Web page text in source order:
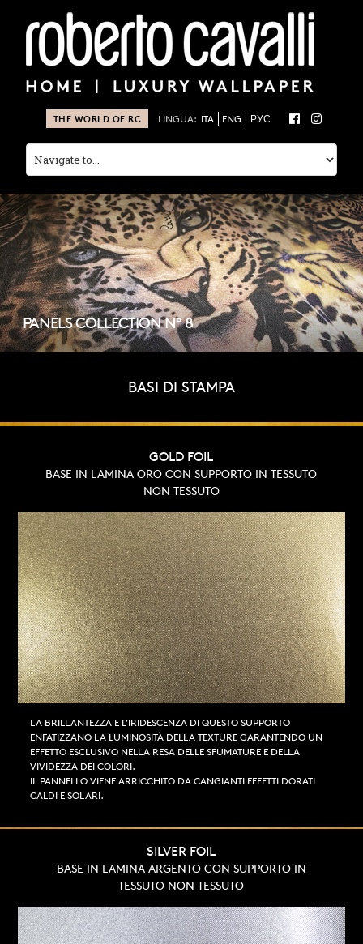
THE WORLD OF RC LINGUA: ITA ENG РУС
PANELS COLLECTION N° 8
BASI DI STAMPA
GOLD FOIL
BASE IN LAMINA ORO CON SUPPORTO IN TESSUTO
NON TESSUTO
LA BRILLANTEZZA E L’IRIDESCENZA DI QUESTO SUPPORTO
ENFATIZZANO LA LUMINOSITÀ DELLA TEXTURE GARANTENDO UN
EFFETTO ESCLUSIVO NELLA RESA DELLE SFUMATURE E DELLA
VIVIDEZZA DEI COLORI.
IL PANNELLO VIENE ARRICCHITO DA CANGIANTI EFFETTI DORATI
CALDI E SOLARI.
SILVER FOIL
BASE IN LAMINA ARGENTO CON SUPPORTO IN
TESSUTO NON TESSUTO